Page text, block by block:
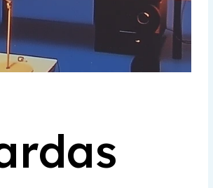
Tpv
Punto De Venta
Sistema De Gestión De Empresa
Plataforma 3PL